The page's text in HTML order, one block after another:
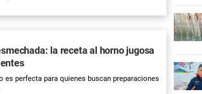
la receta al horno jugosa
es perfecta para quienes buscan preparaciones